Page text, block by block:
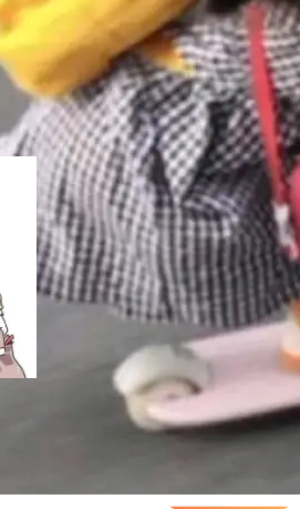
过程中，对安全性、
高要求。 首先是数据
数普通研发场景，公
和效率提升的需求。
对数据安全要求较...
成功入选！ 随着各行
，算力构成形态逐
在发生变化：不只是
清混合算力时代下，
充分利用，以及持
。 深信服AI算力网关
Token治理和成本治
份算力都看得清、管
安全！ 一、从现在开
作者之一。
的作者之一。
首席科学家。 Jeff D
后，宣布离职。 他
还有 Sanjay Ghema
，Jeff Dean 二十多
和 Bigtable 的共同
大脑核心成员，Se
明人）以及 Oriol Vin
AlphaSta...
发布：界面
忆搜索增强
编码智能体，这一轮
住」三件事一次补
是杭州无
码智能体——一位全
理解需求、规划步
不挑平台，curl 一行
· GitCode · GitHu
）、macOS / Linu
。 # macOS / Linu
https://solon.noea
放AI Coding
CodeArts）
作用与价值 在软件工
心知识资产的主要载
含数十万乃至数百万
型调用可承载的上下
续扩张与代码历史的
关系、接口契约、业
于数十乃至数百个文
识关联网络。传统的
、目录遍历）仅能
以触及代码的语义
使用代码智能体在
，算法工程
活
了一起案件：北京一
了给自己接的私活腾
游戏部门的全部核心
东城区某科技公司AI
。在公司内部架构
员将数据从A集群迁
到"。 他没有迁移
实践：KV ca
量提升 4
大模型系列之一，但
吃显存了。月之暗面
都是长上下文、M